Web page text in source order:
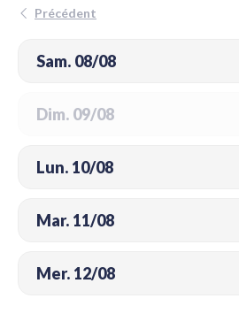
Sam. 08/08
Dim. 09/08
Lun. 10/08
Mar. 11/08
Mer. 12/08
Précédent